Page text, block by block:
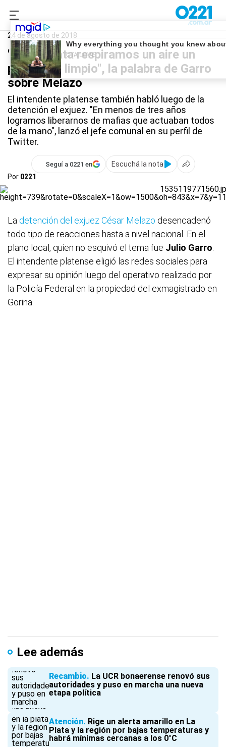
0221.com.ar
24 de agosto de 2018
"En La Plata respiramos un aire un
poco más limpio", la palabra de Garro
sobre Melazo
El intendente platense también habló luego de la
detención el exjuez. "En menos de tres años
logramos liberarnos de mafias que actuaban todos
de la mano", lanzó el jefe comunal en su perfil de
Twitter.
Seguí a 0221 en
Escuchá la nota
Por 0221
La detención del exjuez César Melazo desencadenó
todo tipo de reacciones hasta a nivel nacional. En el
plano local, quien no esquivó el tema fue Julio Garro
El intendente platense eligió las redes sociales para
expresar su opinión luego del operativo realizado por
la Policía Federal en la propiedad del exmagistrado en
Gorina.
Lee además
Recambio La UCR bonaerense renovó sus
autoridades y puso en marcha una nueva
etapa política
Atención Rige un alerta amarillo en La
Plata y la región por bajas temperaturas y
habrá mínimas cercanas a los 0°C